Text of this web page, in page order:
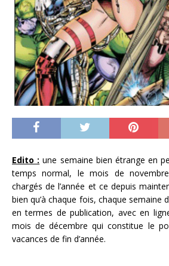
Edito : une semaine bien étrange en
temps normal, le mois de
chargés de l’année et ce depuis
bien qu’à chaque fois, chaque semaine
en termes de publication, avec en
mois de décembre qui constitue le
vacances de fin d’année.